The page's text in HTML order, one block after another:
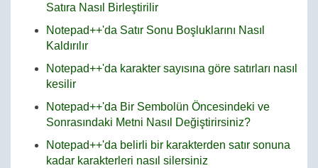
Satıra Nasıl Birleştirilir
Notepad++'da Satır Sonu Boşluklarını Nasıl
Kaldırılır
Notepad++'da karakter sayısına göre satırları nasıl
kesilir
Notepad++'da Bir Sembolün Öncesindeki ve
Sonrasındaki Metni Nasıl Değiştirirsiniz?
Notepad++'da belirli bir karakterden satır sonuna
kadar karakterleri nasıl silersiniz